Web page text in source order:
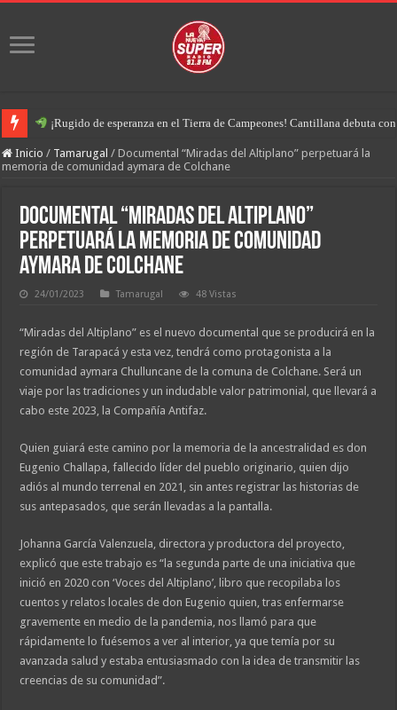
¡Rugido de esperanza en el Tierra de Campeones! Cantillana debuta
Inicio / Tamarugal / Documental “Miradas del Altiplano” perpetuará la
memoria de comunidad aymara de Colchane
Documental “Miradas del Altiplano”
perpetuará la memoria de comunidad
aymara de Colchane
24/01/2023 Tamarugal 48 Vistas
“Miradas del Altiplano” es el nuevo documental que se producirá en la
región de Tarapacá y esta vez, tendrá como protagonista a la
comunidad aymara Chulluncane de la comuna de Colchane. Será un
viaje por las tradiciones y un indudable valor patrimonial, que llevará a
cabo este 2023, la Compañía Antifaz.
Quien guiará este camino por la memoria de la ancestralidad es don
Eugenio Challapa, fallecido líder del pueblo originario, quien dijo
adiós al mundo terrenal en 2021, sin antes registrar las historias de
sus antepasados, que serán llevadas a la pantalla.
Johanna García Valenzuela, directora y productora del proyecto,
explicó que este trabajo es “la segunda parte de una iniciativa que
inició en 2020 con ‘Voces del Altiplano’, libro que recopilaba los
cuentos y relatos locales de don Eugenio quien, tras enfermarse
gravemente en medio de la pandemia, nos llamó para que
rápidamente lo fuésemos a ver al interior, ya que temía por su
avanzada salud y estaba entusiasmado con la idea de transmitir las
creencias de su comunidad”.